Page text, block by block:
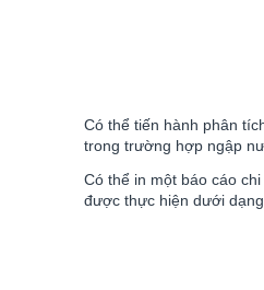
Có thể tiến hành phân
trong trường hợp ngập
Có thể in một báo cáo
được thực hiện dưới